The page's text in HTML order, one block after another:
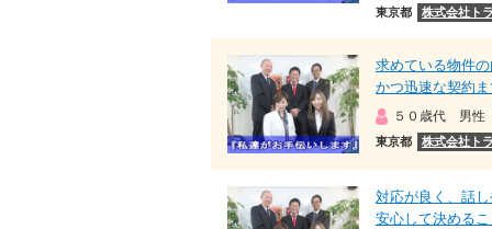
東京都 株式会社ト
求めている物件
かつ迅速な契約
５０歳代 男性
東京都 株式会社ト
対応が良く、話
安心して決める